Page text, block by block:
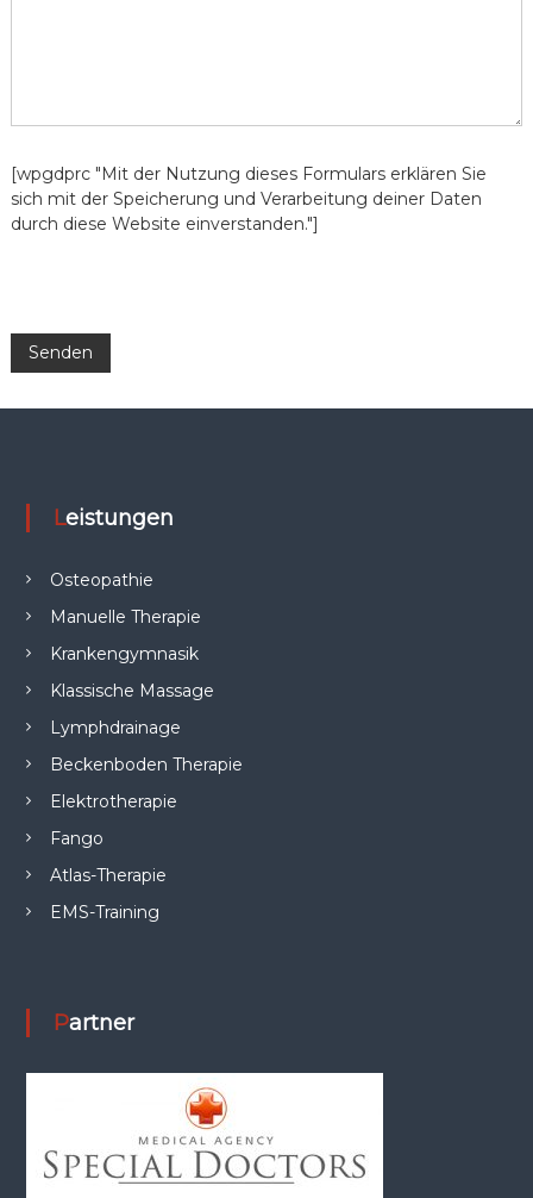
[wpgdprc "Mit der Nutzung dieses Formulars erklären Sie
sich mit der Speicherung und Verarbeitung deiner Daten
durch diese Website einverstanden."]
Leistungen
Osteopathie
Manuelle Therapie
Krankengymnasik
Klassische Massage
Lymphdrainage
Beckenboden Therapie
Elektrotherapie
Fango
Atlas-Therapie
EMS-Training
Partner